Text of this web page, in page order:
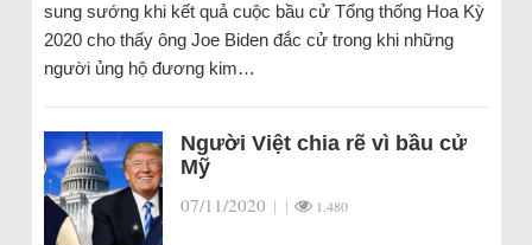
sung sướng khi kết quả cuộc bầu cử Tổng thống Hoa Kỳ
2020 cho thấy ông Joe Biden đắc cử trong khi những
người ủng hộ đương kim…
Người Việt chia rẽ vì bầu cử
Mỹ
07/11/2020 | | 1.480